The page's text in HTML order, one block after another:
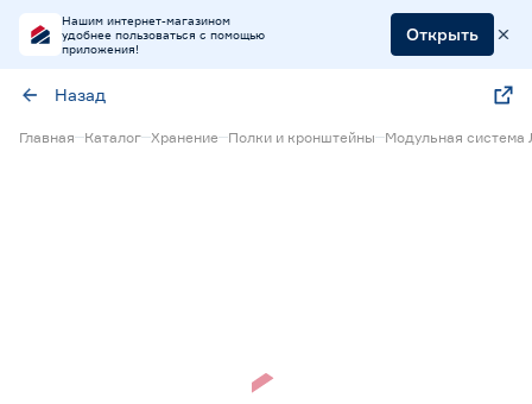
Нашим интернет-магазином
удобнее пользоваться с помощью
приложения!
Открыть
Назад
Главная Каталог Хранение Полки и кронштейны Модульная система